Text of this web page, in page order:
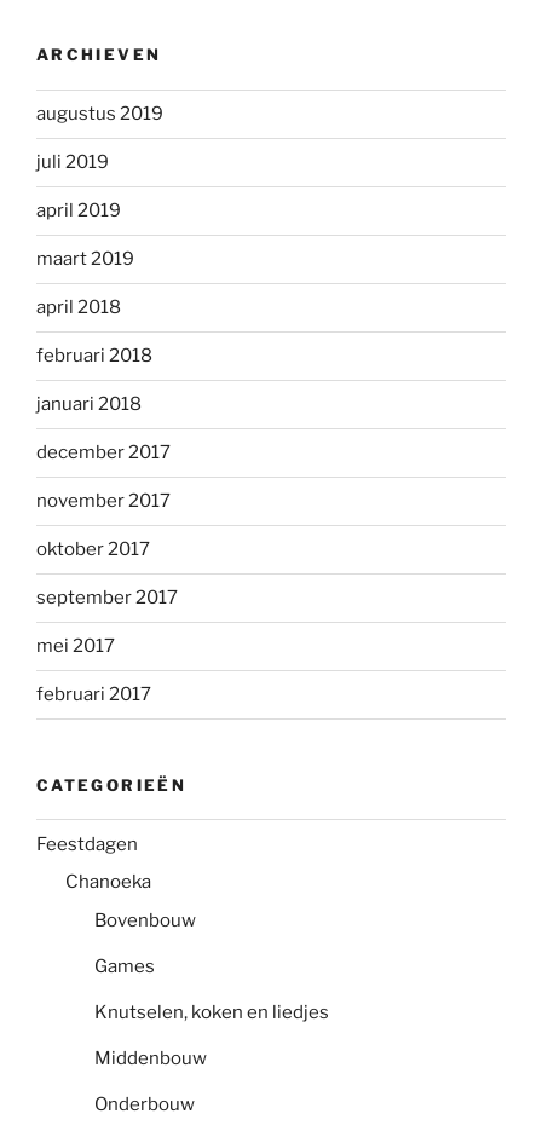
ARCHIEVEN
augustus 2019
juli 2019
april 2019
maart 2019
april 2018
februari 2018
januari 2018
december 2017
november 2017
oktober 2017
september 2017
mei 2017
februari 2017
CATEGORIEËN
Feestdagen
Chanoeka
Bovenbouw
Games
Knutselen, koken en liedjes
Middenbouw
Onderbouw